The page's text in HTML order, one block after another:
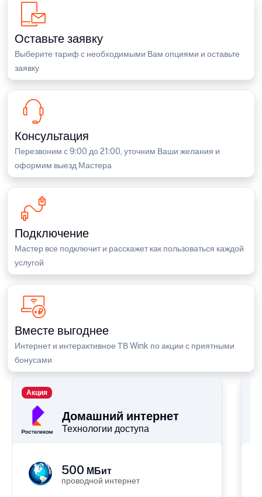
Оставьте заявку
Выберите тариф с необходимыми Вам опциями и оставьте
заявку
Консультация
Перезвоним с 9:00 до 21:00, уточним Ваши желания и
оформим выезд Мастера
Подключение
Мастер все подключит и расскажет как пользоваться каждой
услугой
Вместе выгоднее
Интернет и интерактивное ТВ Wink по акции с приятными
бонусами
Домашний интернет
Технологии доступа
Акция
500 МБит
проводной интернет